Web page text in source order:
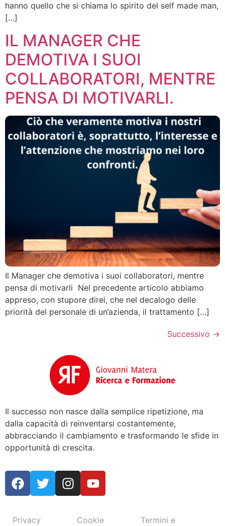
hanno quello che si chiama lo spirito del self made man,
[…]
IL MANAGER CHE
DEMOTIVA I SUOI
COLLABORATORI, MENTRE
PENSA DI MOTIVARLI.
Il Manager che demotiva i suoi collaboratori, mentre
pensa di motivarli Nel precedente articolo abbiamo
appreso, con stupore direi, che nel decalogo delle
priorità del personale di un’azienda, il trattamento […]
Successivo →
Il successo non nasce dalla semplice ripetizione, ma
dalla capacità di reinventarsi costantemente,
abbracciando il cambiamento e trasformando le sfide in
opportunità di crescita.
Privacy
Cookie
Termini e